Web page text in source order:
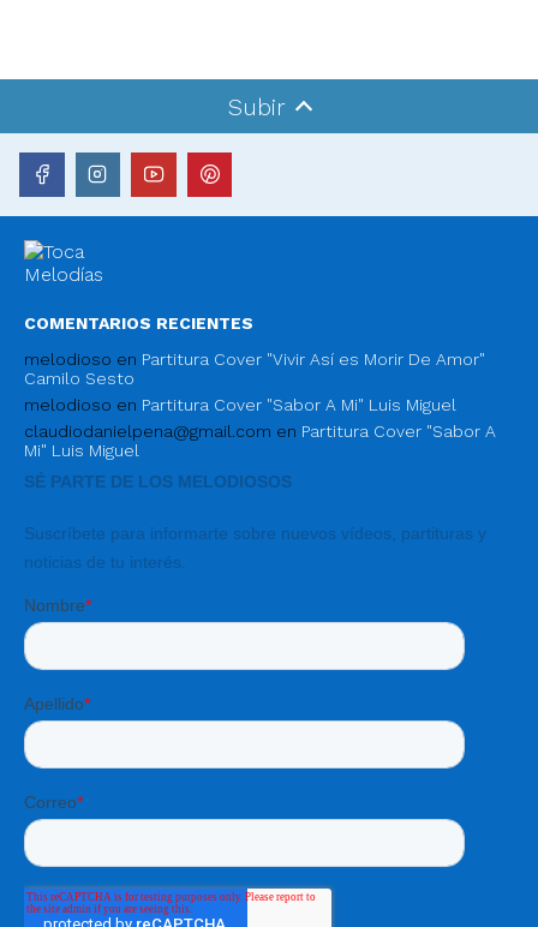
Subir
COMENTARIOS RECIENTES
melodioso en Partitura Cover "Vivir Así es Morir De Amor"
Camilo Sesto
melodioso en Partitura Cover "Sabor A Mi" Luis Miguel
claudiodanielpena@gmail.com en Partitura Cover "Sabor A
Mi" Luis Miguel